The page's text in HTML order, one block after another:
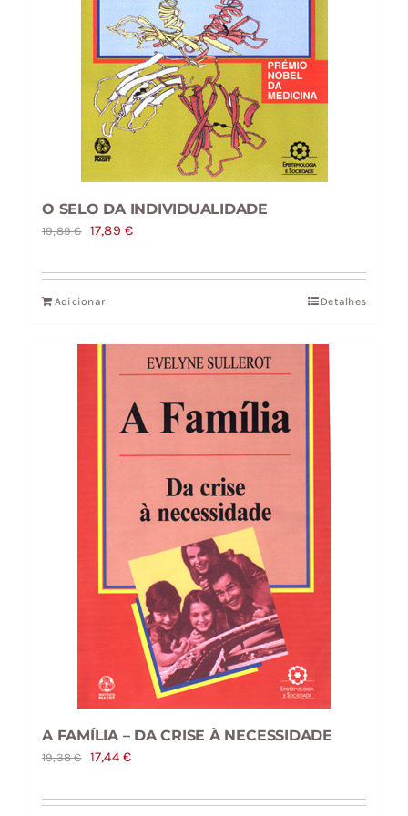
O SELO DA INDIVIDUALIDADE
19,89€
O
original
era:
17,89€O
atual
Adicionar Detalhes
A FAMÍLIA – DA CRISE À NECESSIDADE
19,38€
O
original
17,44€O
atual